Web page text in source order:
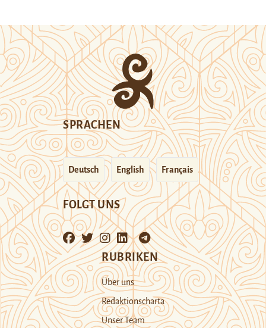
SPRACHEN
Deutsch English Français
FOLGT UNS
RUBRIKEN
Über uns
Redaktionscharta
Unser Team